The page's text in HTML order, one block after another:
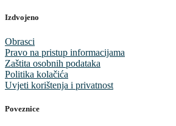
Izdvojeno
Obrasci
Pravo na pristup informacijama
Zaštita osobnih podataka
Politika kolačića
Uvjeti korištenja i privatnost
Poveznice